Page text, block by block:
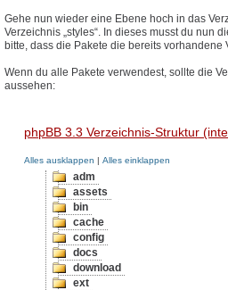
Gehe nun wieder eine Ebene hoch in das
Verzeichnis „styles“. In dieses musst du nun
bitte, dass die Pakete die bereits vorhandene
Wenn du alle Pakete verwendest, sollte die
aussehen:
phpBB 3.3 Verzeichnis-Struktur
Alles ausklappen | Alles einklappen
adm
assets
bin
cache
config
docs
download
ext